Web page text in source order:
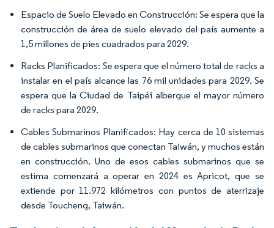
Espacio de Suelo Elevado en Construcción: Se espera que la
construcción de área de suelo elevado del país aumente a
1,5 millones de pies cuadrados para 2029.
Racks Planificados: Se espera que el número total de racks a
instalar en el país alcance las 76 mil unidades para 2029. Se
espera que la Ciudad de Taipéi albergue el mayor número
de racks para 2029.
Cables Submarinos Planificados: Hay cerca de 10 sistemas
de cables submarinos que conectan Taiwán, y muchos están
en construcción. Uno de esos cables submarinos que se
estima comenzará a operar en 2024 es Apricot, que se
extiende por 11.972 kilómetros con puntos de aterrizaje
desde Toucheng, Taiwán.